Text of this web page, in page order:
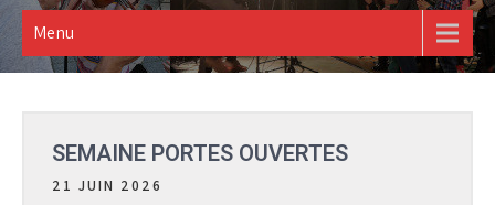
Menu
SEMAINE PORTES OUVERTES
21 JUIN 2026